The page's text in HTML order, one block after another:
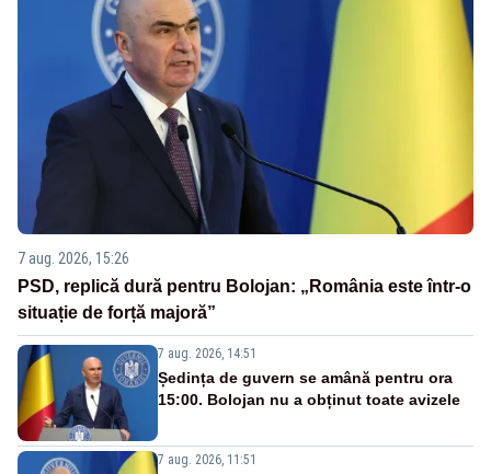
7 aug. 2026, 15:26
PSD, replică dură pentru Bolojan: „România este într-o
situație de forță majoră”
7 aug. 2026, 14:51
Ședința de guvern se amână pentru ora
15:00. Bolojan nu a obținut toate avizele
7 aug. 2026, 11:51